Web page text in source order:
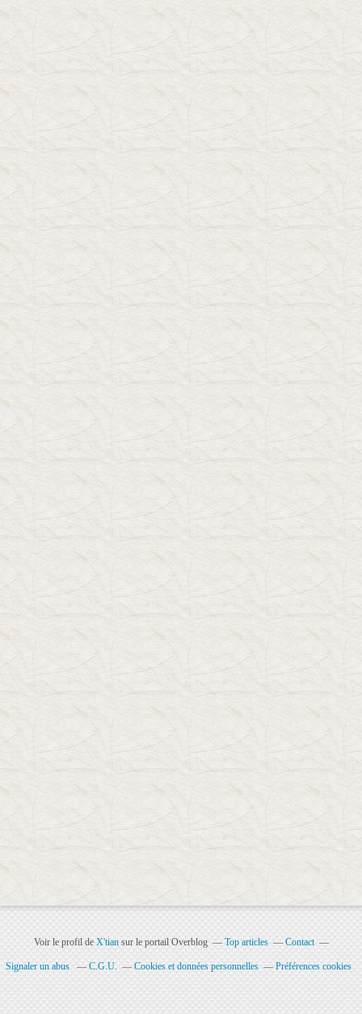
Voir le profil de X'tiansur le portail Overblog Top articles Contact
Signaler un abus C.G.U. Cookies et données personnelles Préférences cookies